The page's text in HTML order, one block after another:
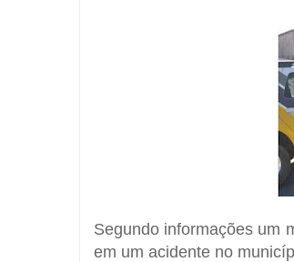
Segundo informações um
em um acidente no